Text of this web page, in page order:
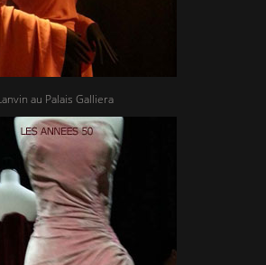
au Palais Galliera